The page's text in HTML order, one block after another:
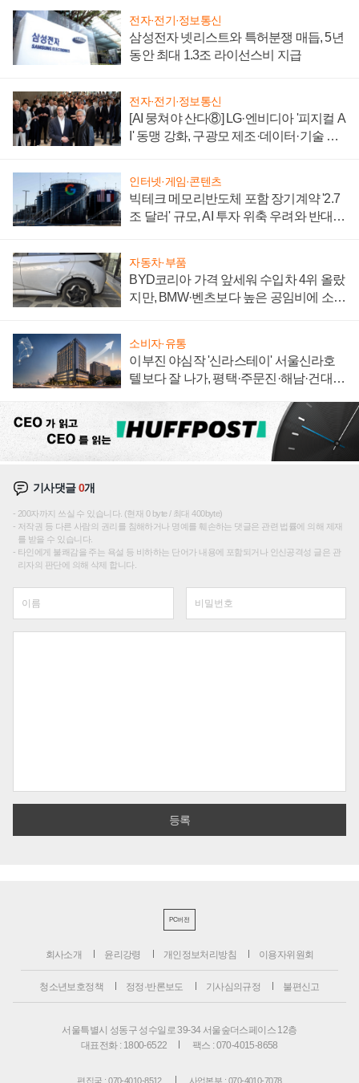
전자·전기·정보통신
삼성전자 넷리스트와 특허분쟁 매듭, 5년
동안 최대 1.3조 라이선스비 지급
전자·전기·정보통신
[AI 뭉쳐야 산다⑧] LG·엔비디아 '피지컬 A
I' 동맹 강화, 구광모 제조·데이터·기술 결
인터넷·게임·콘텐츠
빅테크 메모리반도체 포함 장기계약 '2.7
조 달러' 규모, AI 투자 위축 우려와 반대
자동차·부품
BYD코리아 가격 앞세워 수입차 4위 올랐
지만, BMW·벤츠보다 높은 공임비에 소비
소비자·유통
이부진 야심작 '신라스테이' 서울신라호
텔보다 잘 나가, 평택·주문진·해남·건대로
기사댓글0개
200자까지 쓰실 수 있습니다. (현재 0 byte / 최대 400byte)
저작권 등 다른 사람의 권리를 침해하거나 명예를 훼손하는 댓글은 관련 법률에 의해 제재
를 받을 수 있습니다.
타인에게 불쾌감을 주는 욕설 등 비하하는 단어가 내용에 포함되거나 인신공격성 글은 관
리자의 판단에 의해 삭제 합니다.
PC버전
회사소개 윤리강령 개인정보처리방침 이용자위원회
청소년보호정책 정정·반론보도 기사심의규정 불편신고
서울특별시 성동구 성수일로 39-34 서울숲더스페이스 12층
대표전화 : 1800-6522
팩스 : 070-4015-8658
편집국 : 070-4010-8512 사업본부 : 070-4010-7078